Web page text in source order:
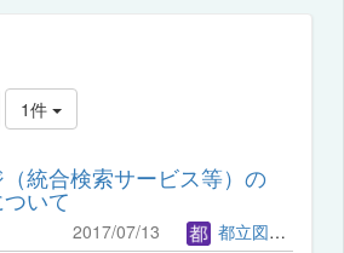
1件
統合検索サービス等）の
いて
2017/07/13 都立図書館管理者